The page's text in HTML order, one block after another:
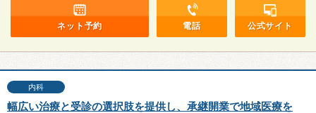
ネット予約 電話 公式サイト
内科
幅広い治療と受診の選択肢を提供し、承継開業で地域医療を